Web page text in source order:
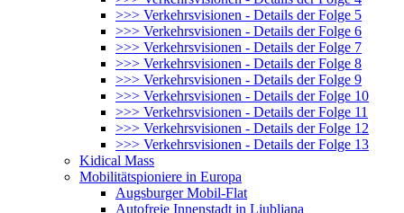
>>> Verkehrsvisionen - Details der Folge 5
>>> Verkehrsvisionen - Details der Folge 6
>>> Verkehrsvisionen - Details der Folge 7
>>> Verkehrsvisionen - Details der Folge 8
>>> Verkehrsvisionen - Details der Folge 9
>>> Verkehrsvisionen - Details der Folge 10
>>> Verkehrsvisionen - Details der Folge 11
>>> Verkehrsvisionen - Details der Folge 12
>>> Verkehrsvisionen - Details der Folge 13
Kidical Mass
Mobilitätspioniere in Europa
Augsburger Mobil-Flat
Autofreie Innenstadt in Ljubljana